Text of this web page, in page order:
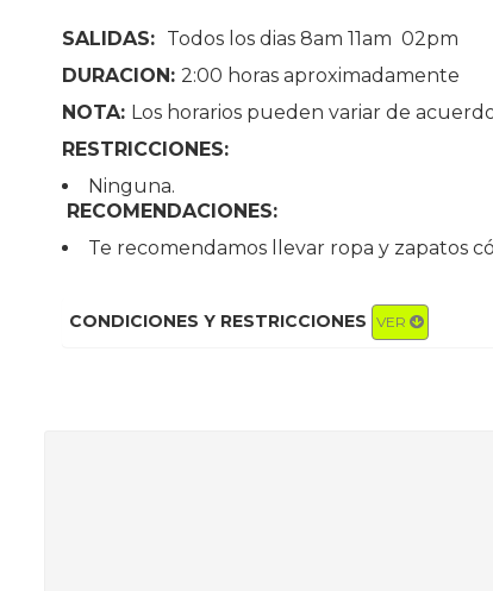
SALIDAS: Todos los dias 8am 11am 02pm
DURACION: 2:00 horas aproximadamente
NOTA: Los horarios pueden variar de
RESTRICCIONES:
Ninguna.
RECOMENDACIONES:
Te recomendamos llevar ropa y zapatos
CONDICIONES Y RESTRICCIONES VER